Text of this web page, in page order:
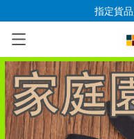
指定貨
已加入購物車